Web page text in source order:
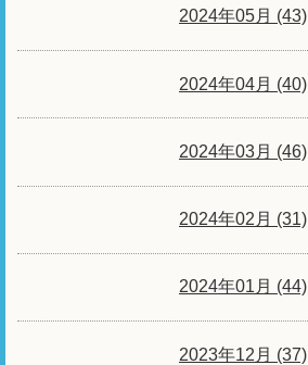
2024年05月 (43)
2024年04月 (40)
2024年03月 (46)
2024年02月 (31)
2024年01月 (44)
2023年12月 (37)